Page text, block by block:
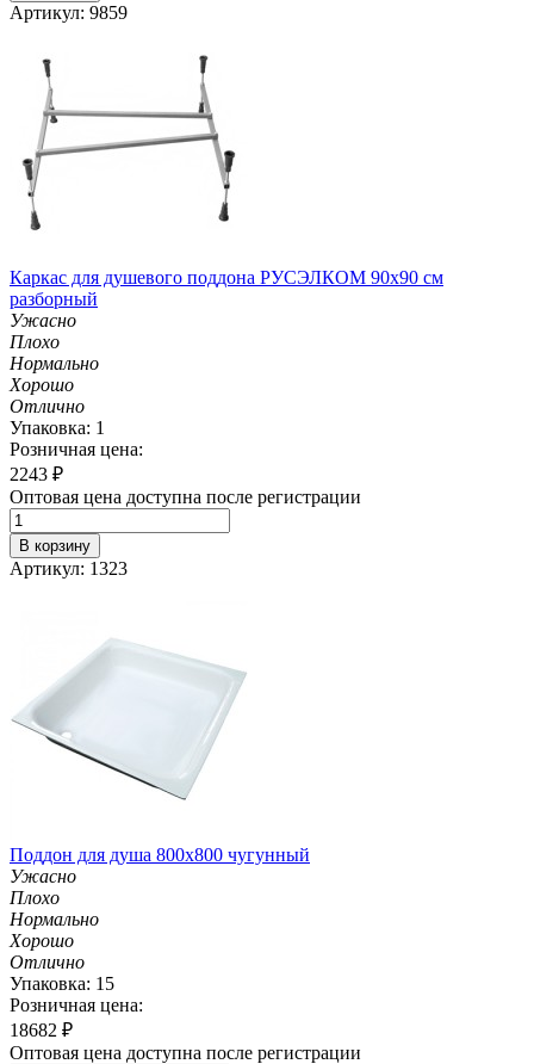
Артикул: 9859
Каркас для душевого поддона РУСЭЛКОМ 90х90 см
разборный
Ужасно
Плохо
Нормально
Хорошо
Отлично
Упаковка: 1
Розничная цена:
2243 ₽
Оптовая цена доступна после регистрации
В корзину
Артикул: 1323
Поддон для душа 800х800 чугунный
Ужасно
Плохо
Нормально
Хорошо
Отлично
Упаковка: 15
Розничная цена:
18682 ₽
Оптовая цена доступна после регистрации